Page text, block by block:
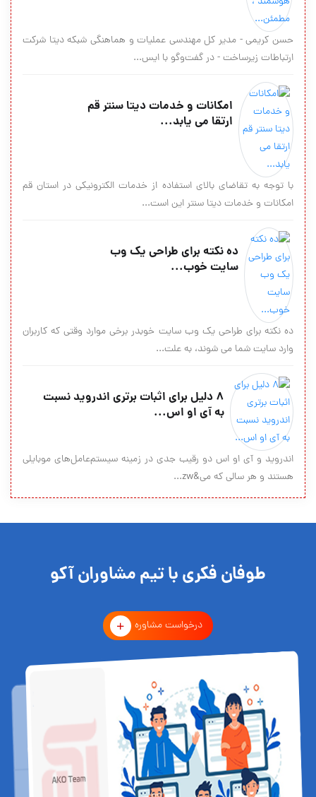
حسن كريمي - مدير كل مهندسي عمليات و هماهنگي شبكه ديتا شركت
ارتباطات زيرساخت - در گفت‌وگو با ايس...
امکانات و خدمات دیتا سنتر قم
ارتقا می یابد...
با توجه به تقاضای بالای استفاده از خدمات الکترونیکی در استان قم
امکانات و خدمات دیتا سنتر این است...
ده نکته براي طراحي يك وب
سايت خوب...
ده نکته براي طراحي يك وب سايت خوبدر برخي موارد وقتي که کاربران
وارد سايت شما مي شوند، به علت...
۸ دلیل برای اثبات برتری اندروید نسبت
به آی او اس...
اندروید و آی او اس دو رقیب جدی در زمینه سیستم‌عامل‌های موبایلی
هستند و هر سالی که می&zw...
طوفان فکری با تیم مشاوران آکو
درخواست مشاوره